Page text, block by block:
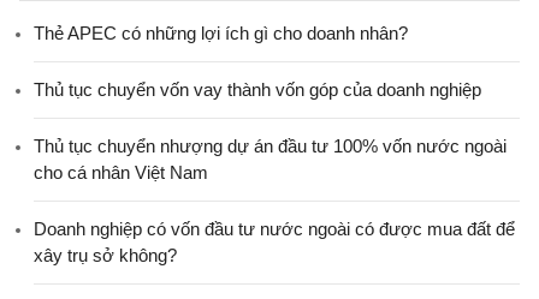
Thẻ APEC có những lợi ích gì cho doanh nhân?
Thủ tục chuyển vốn vay thành vốn góp của doanh nghiệp
Thủ tục chuyển nhượng dự án đầu tư 100% vốn nước ngoài
cho cá nhân Việt Nam
Doanh nghiệp có vốn đầu tư nước ngoài có được mua đất để
xây trụ sở không?